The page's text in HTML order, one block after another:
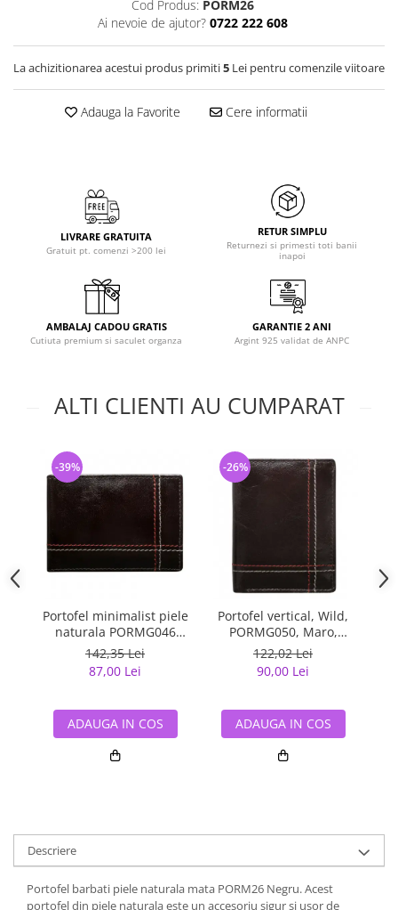
Cod Produs: PORM26
Ai nevoie de ajutor? 0722 222 608
La achizitionarea acestui produs primiti5 Lei pentru comenzile viitoare
Adauga la Favorite Cere informatii
LIVRARE GRATUITA
Gratuit pt. comenzi >200 lei
RETUR SIMPLU
Returnezi si primesti toti banii
inapoi
AMBALAJ CADOU GRATIS
Cutiuta premium si saculet organza
GARANTIE 2 ANI
Argint 925 validat de ANPC
ALTI CLIENTI AU CUMPARAT
Portofel minimalist piele
naturala PORMG046
Maron, cu portcard
detasabil
142,35 Lei
87,00 Lei
-39%
ADAUGA IN COS
Portofel vertical, Wild,
PORMG050, Maro,
minimalist, din piele
naturala
122,02 Lei
90,00 Lei
-26%
ADAUGA IN COS
Descriere
Portofel barbati piele naturala mata PORM26 Negru. Acest
portofel din piele naturala este un accesoriu sigur si usor de